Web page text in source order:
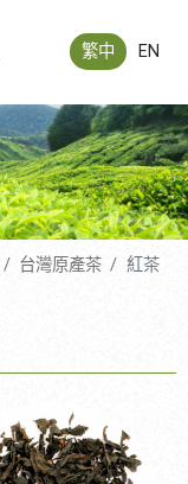
繁中 EN
台灣原產茶 紅茶